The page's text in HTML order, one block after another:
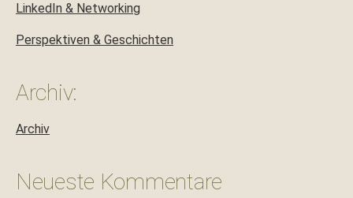
LinkedIn & Networking
Perspektiven & Geschichten
Archiv:
Archiv
Neueste Kommentare